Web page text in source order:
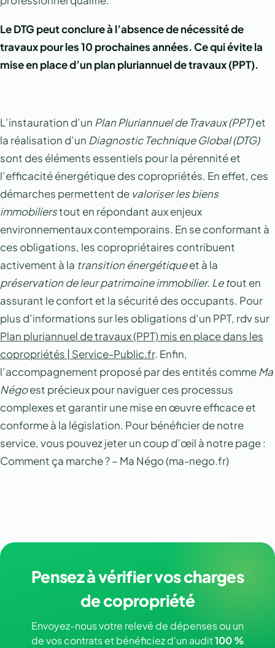
Le DTG peut conclure à l’absence de nécessité de
travaux pour les 10 prochaines années. Ce qui évite la
mise en place d’un plan pluriannuel de travaux (PPT).
L’instauration d’un Plan Pluriannuel de Travaux (PPT)et
la réalisation d’un Diagnostic Technique Global (DTG)
sont des éléments essentiels pour la pérennité et
l’efficacité énergétique des copropriétés. En effet, ces
démarches permettent de valoriser les biens
immobilierstout en répondant aux enjeux
environnementaux contemporains. En se conformant à
ces obligations, les copropriétaires contribuent
activement à la transition énergétiqueet à la
préservation de leur patrimoine immobilier. Le tout en
assurant le confort et la sécurité des occupants. Pour
plus d’informations sur les obligations d’un PPT, rdv sur
Plan pluriannuel de travaux (PPT) mis en place dans les
copropriétés | Service-Public.fr. Enfin,
l’accompagnement proposé par des entités commeMa
Négoest précieux pour naviguer ces processus
complexes et garantir une mise en œuvre efficace et
conforme à la législation. Pour bénéficier de notre
service, vous pouvez jeter un coup d’œil à notre page :
Comment ça marche ? – Ma Négo (ma-nego.fr)
Pensez à vérifier vos charges
de copropriété
Envoyez-nous votre relevé de dépenses ou un
de vos contrats et bénéficiez d'un audit100 %